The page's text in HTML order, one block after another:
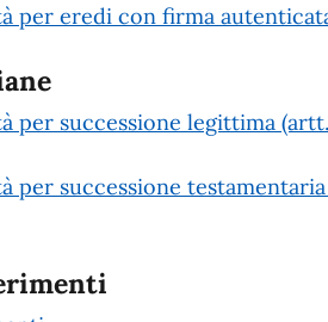
per eredi con firma
successione legittima (artt.
successione testamentaria